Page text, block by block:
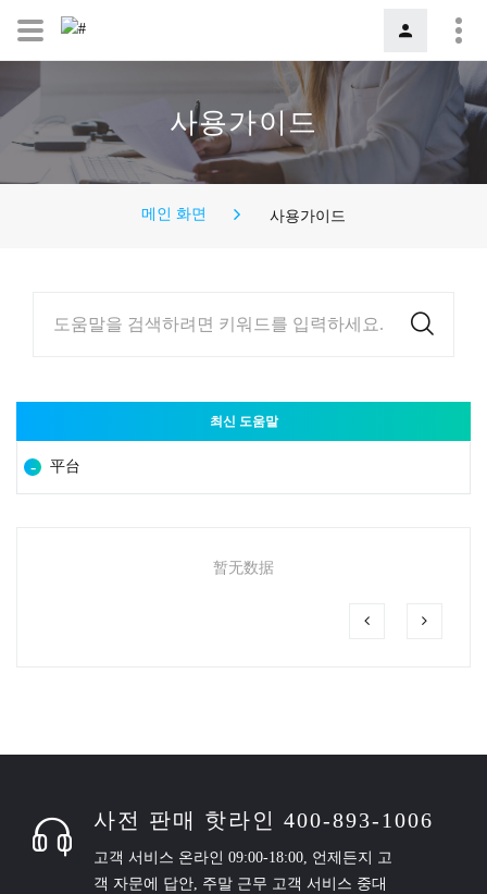
사용가이드
메인 화면 사용가이드
도움말을 검색하려면 키워드를 입력하세요.
최신 도움말
平台
暂无数据
사전 판매 핫라인 400-893-1006
고객 서비스 온라인 09:00-18:00, 언제든지 고
객 자문에 답안, 주말 근무 고객 서비스 중대